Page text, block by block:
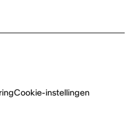
Cookie-instellingen